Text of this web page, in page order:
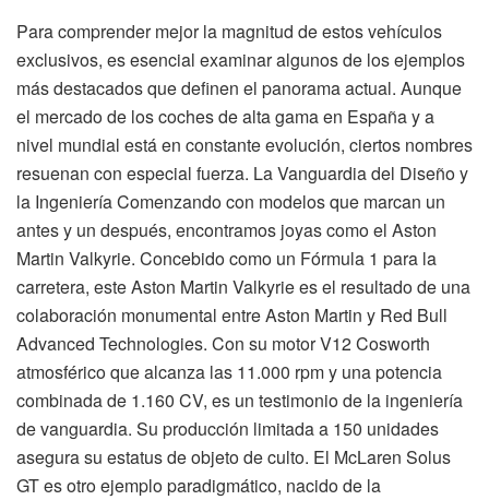
Para comprender mejor la magnitud de estos vehículos
exclusivos, es esencial examinar algunos de los ejemplos
más destacados que definen el panorama actual. Aunque
el mercado de los coches de alta gama en España y a
nivel mundial está en constante evolución, ciertos nombres
resuenan con especial fuerza. La Vanguardia del Diseño y
la Ingeniería Comenzando con modelos que marcan un
antes y un después, encontramos joyas como el Aston
Martin Valkyrie. Concebido como un Fórmula 1 para la
carretera, este Aston Martin Valkyrie es el resultado de una
colaboración monumental entre Aston Martin y Red Bull
Advanced Technologies. Con su motor V12 Cosworth
atmosférico que alcanza las 11.000 rpm y una potencia
combinada de 1.160 CV, es un testimonio de la ingeniería
de vanguardia. Su producción limitada a 150 unidades
asegura su estatus de objeto de culto. El McLaren Solus
GT es otro ejemplo paradigmático, nacido de la